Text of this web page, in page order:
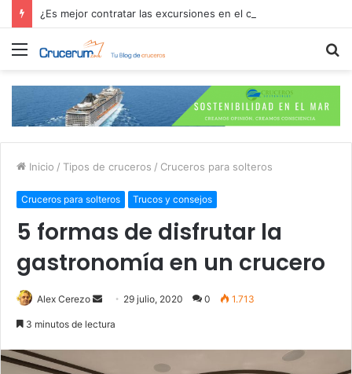
Menú
Inicio / Tipos de cruceros / Cruceros para solteros
Cruceros para solteros Trucos y consejos
5 formas de disfrutar la
gastronomía en un crucero
Alex Cerezo
Send 29 julio, 2020 0 1.713
3 minutos de lectura